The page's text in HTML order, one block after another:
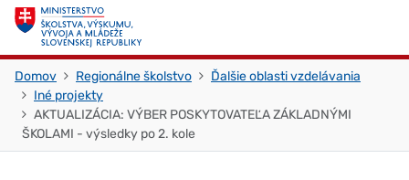
Skočiť na obsah
Domov Regionálne školstvo
Ďalšie oblasti vzdelávania
Iné projekty
AKTUALIZÁCIA: VÝBER POSKYTOVATEĽA ZÁKLADNÝMI
ŠKOLAMI - výsledky po 2. kole
Skočiť na začiatok stránky